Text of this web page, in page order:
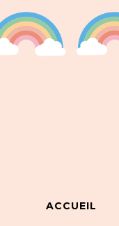
ACCUEIL